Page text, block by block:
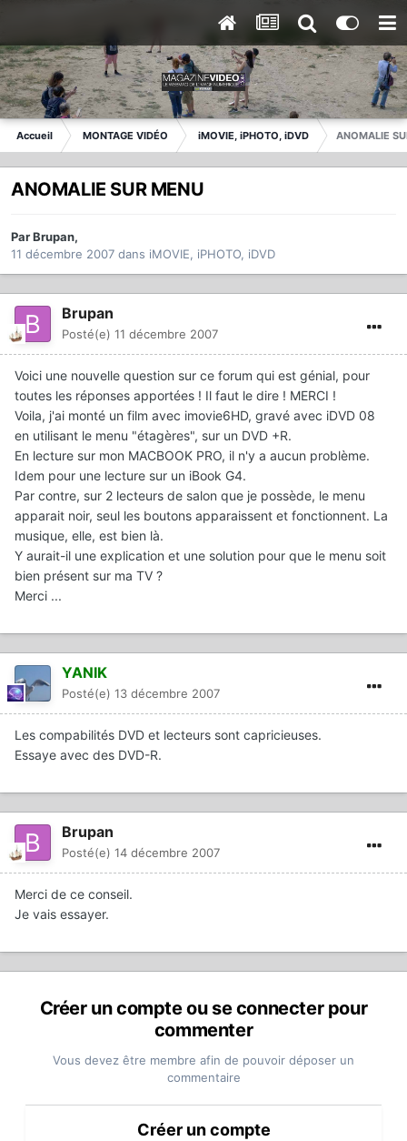
Accueil MONTAGE VIDÉO iMOVIE, iPHOTO, iDVD ANOMALIE
ANOMALIE SUR MENU
ParBrupan,
11 décembre 2007 dans iMOVIE, iPHOTO, iDVD
Brupan
Posté(e) 11 décembre 2007
Voici une nouvelle question sur ce forum qui est génial, pour
toutes les réponses apportées ! Il faut le dire ! MERCI !
Voila, j'ai monté un film avec imovie6HD, gravé avec iDVD 08
en utilisant le menu "étagères", sur un DVD +R.
En lecture sur mon MACBOOK PRO, il n'y a aucun problème.
Idem pour une lecture sur un iBook G4.
Par contre, sur 2 lecteurs de salon que je possède, le menu
apparait noir, seul les boutons apparaissent et fonctionnent. La
musique, elle, est bien là.
Y aurait-il une explication et une solution pour que le menu soit
bien présent sur ma TV ?
Merci ...
YANIK
Posté(e) 13 décembre 2007
Les compabilités DVD et lecteurs sont capricieuses.
Essaye avec des DVD-R.
Brupan
Posté(e) 14 décembre 2007
Merci de ce conseil.
Je vais essayer.
Créer un compte ou se connecter pour
commenter
Vous devez être membre afin de pouvoir déposer un
commentaire
Créer un compte